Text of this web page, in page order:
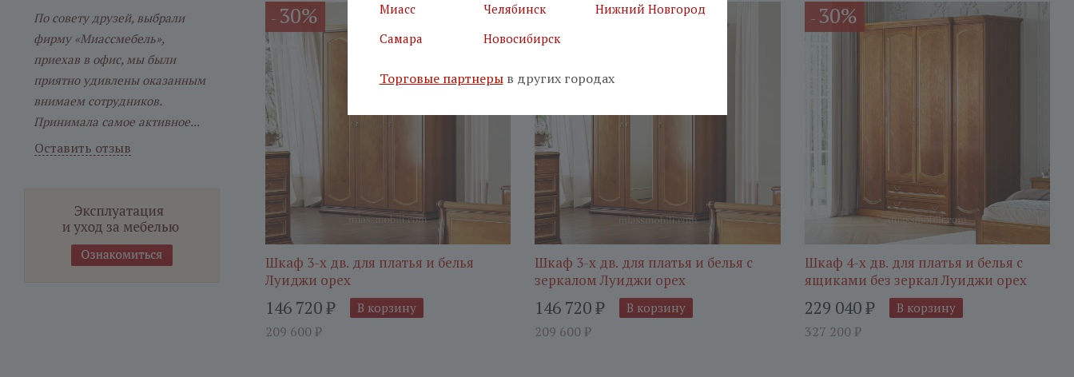
- 30%
Шкаф 3-х дв. для платья и белья
Луиджи орех
146 720₽
209 600 ₽
В корзину
-
Шкаф 3-х дв. для платья и белья с
зеркалом Луиджи орех
146 720₽
209 600 ₽
В корзину
- 30%
Шкаф 4-х дв. для платья и белья с
ящиками без зеркал Луиджи орех
229 040₽
327 200 ₽
В корзину
По совету друзей, выбрали
фирму «Миассмебель»,
приехав в офис, мы были
приятно удивлены оказанным
внимаем сотрудников.
Принимала самое активное...
Оставить отзыв
Миасс
Челябинск
Нижний Новгород
Самара
Новосибирск
Торговые партнерыв других городах